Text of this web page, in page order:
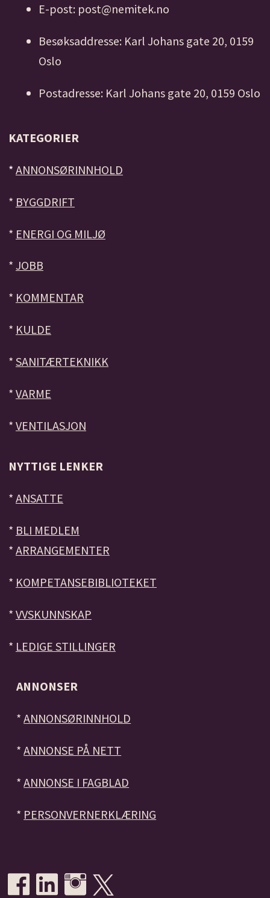
E-post: post@nemitek.no
Besøksaddresse: Karl Johans gate 20, 0159
Oslo
Postadresse: Karl Johans gate 20, 0159 Oslo
KATEGORIER
* ANNONSØRINNHOLD
* BYGGDRIFT
* ENERGI OG MILJØ
* JOBB
* KOMMENTAR
* KULDE
* SANITÆRTEKNIKK
* VARME
* VENTILASJON
NYTTIGE LENKER
* ANSATTE
* BLI MEDLEM
* ARRANGEMENTER
* KOMPETANSEBIBLIOTEKET
* VVSKUNNSKAP
* LEDIGE STILLINGER
ANNONSER
*ANNONSØRINNHOLD
*ANNONSE PÅ NETT
*ANNONSE I FAGBLAD
* PERSONVERNERKLÆRING